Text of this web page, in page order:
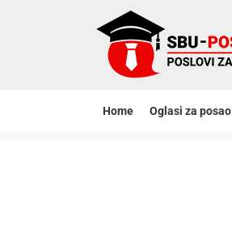
Home Oglasi za posao